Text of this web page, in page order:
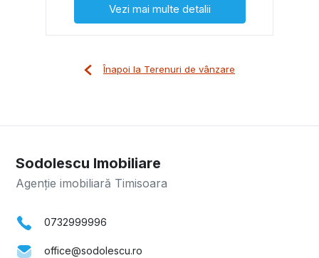
Vezi mai multe detalii
Înapoi la Terenuri de vânzare
Sodolescu Imobiliare
Agenție imobiliară Timisoara
0732999996
office@sodolescu.ro